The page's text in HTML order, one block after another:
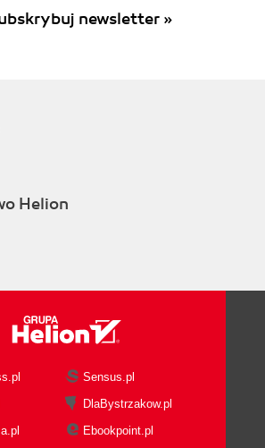
newsletter »
Helion
Sensus.pl
DlaBystrzakow.pl
Ebookpoint.pl